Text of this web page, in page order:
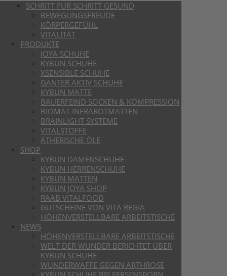
SCHRITT FÜR SCHRITT GESUND
BEWEGUNGSFREUDE
KÖRPERGEFÜHL
VITALITÄT
PRODUKTE
JOYA SCHUHE
KYBUN SCHUHE
XSENSIBLE SCHUHE
GANTER AKTIV SCHUHE
KYBUN MATTE
BAUERFEIND SOCKEN & KOMPRESSION
BIOMAT INFRAROTMATTEN
BRAINLIGHT SYSTEME
VITALSTOFFE
ÄTHERISCHE ÖLE
SHOP
KYBUN DAMENSCHUHE
KYBUN HERRENSCHUHE
KYBUN MATTEN
KYBUN JOYA SHOP
RAAB VITALFOOD
GUTSCHEINE VON VITA REGIA
HÖHENVERSTELLBARE ARBEITSTISCHE
NEWS
HÖHENVERSTELLBARE ARBEITSTISCHE
WELT DER WUNDER BERICHTET ÜBER
KYBUN SCHUHE
WUNDERWAFFE GEGEN ARTHROSE